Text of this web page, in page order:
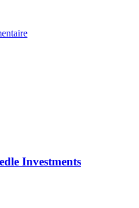
Investments